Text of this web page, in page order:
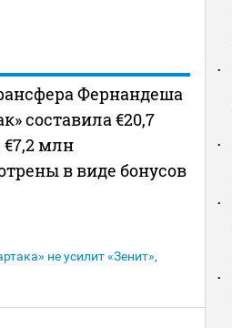
Фернандеша
составила €20,7
млн
в виде бонусов
не усилит «Зенит»,